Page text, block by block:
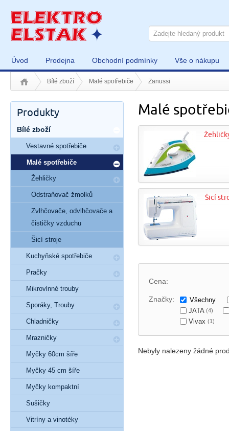
Úvod Prodejna Obchodní podmínky Vše o nákupu
Bílé zboží Malé spotřebiče Zanussi
Malé
Šicí
Cena:
Značky:
Všechny
JATA (4)
Vivax (1)
Nebyly nalezeny žádné
Produkty
Bílé zboží
Vestavné spotřebiče
Malé spotřebiče
Žehličky
Odstraňovač žmolků
Zvlhčovače, odvlhčovače a
čističky vzduchu
Šicí stroje
Kuchyňské spotřebiče
Pračky
Mikrovlnné trouby
Sporáky, Trouby
Chladničky
Mrazničky
Myčky 60cm šíře
Myčky 45 cm šíře
Myčky kompaktní
Sušičky
Vitríny a vinotéky